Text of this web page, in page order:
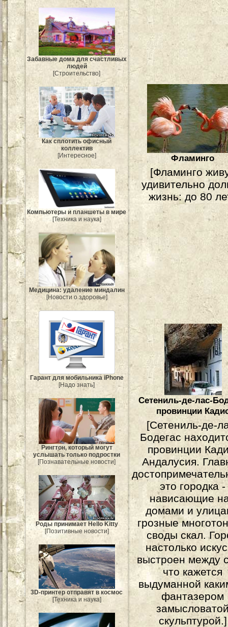
Забавные дома для счастливых
людей
[Строительство]
Как сплотить офисный
коллектив
[Интересное]
Компьютеры и планшеты в мире
[Техника и наука]
Медицина: удаление миндалин
[Новости о здоровье]
Гарант для мобильника iPhone
[Надо знать]
Рингтон, который могут
услышать только подростки
[Познавательные новости]
Роды принимает Hello Kitty
[Позитивные новости]
3D-принтер отправят в космос
[Техника и наука]
Фламинго
[Фламинго
удивительно
жизнь: до 80
Сетениль-де-лас-
провинции
[Сетениль-де-
Бодегас
провинции
Андалусия.
это городка -
нависающие
домами и
грозные
своды скал.
настолько
выстроен между
что кажется
выдуманной
фантазером
скульптурой.]